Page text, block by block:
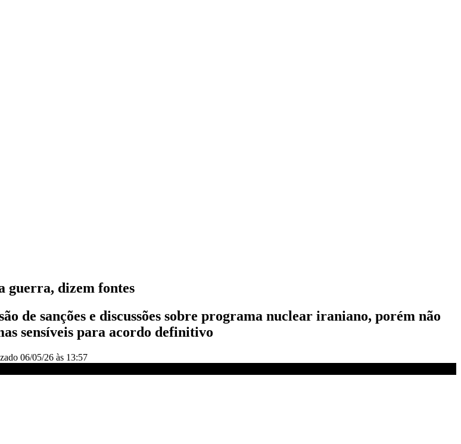
guerra, dizem fontes
de sanções e discussões sobre programa nuclear iraniano, porém não
sensíveis para acordo definitivo
06/05/26 às 13:57